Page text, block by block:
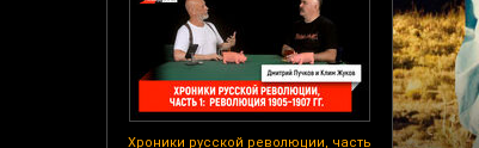
Хроники русской революции, часть